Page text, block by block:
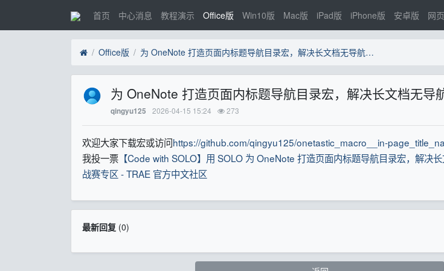
首页 中心消息 教程演示 Office版 Win10版 Mac版 iPad版 iPhone版 安卓版 网
Office版 为 OneNote 打造页面内标题导航目录宏，解决长文档无导航的痛点
为 OneNote 打造页面内标题导航目录宏，解决长文档无导
qingyu125 2026-04-15 15:24 273
欢迎大家下载宏或访问https://github.com/qingyu125/onetastic_macro__in-
我投一票【Code with SOLO】用 SOLO 为 OneNote 打造页面内标题导航目录宏，解决
战赛专区 - TRAE 官方中文社区
最新回复(0)